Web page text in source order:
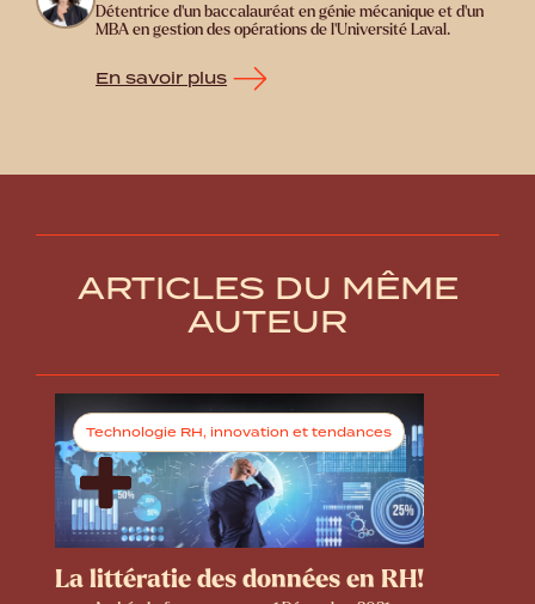
Détentrice d’un baccalauréat en génie mécanique et d’un
MBA en gestion des opérations de l’Université Laval.
En savoir plus
ARTICLES DU MÊME
AUTEUR
Technologie RH, innovation et tendances
La littératie des données en RH!